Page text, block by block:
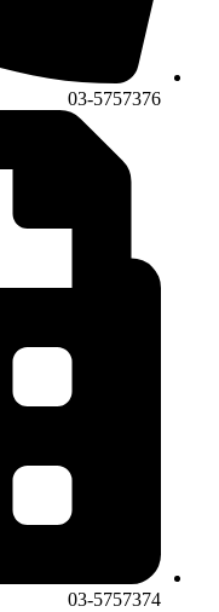
03-5757376
03-5757374